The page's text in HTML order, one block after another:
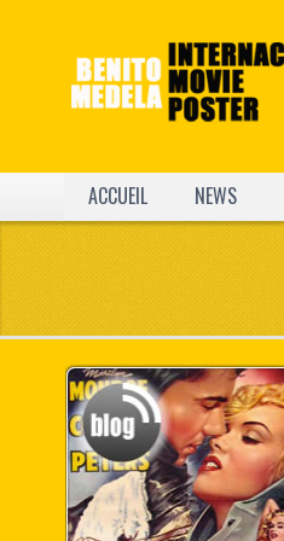
ACCUEIL NEWS